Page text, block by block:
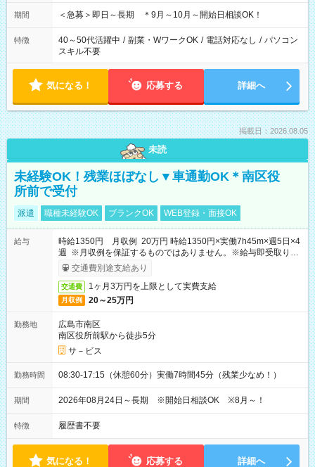
期間 ＜急募＞即日～長期 ＊9月～10月～開始日相談OK！
特徴 40～50代活躍中 / 副業・WワークOK / 電話対応なし / パソコン
スキル不要
気になる！ 応募する 詳細へ
掲載日：2026.08.05
未読
未経験OK！残業ほぼなし▼車通勤OK＊南区役
所前で受付
派遣 職種未経験OK ブランクOK WEB登録・面接OK
給与
時給1350円 月収例 20万円 時給1350円×実働7h45m×週5日×4
週 ※月収例を保証するものではありません。※給与即受取りサ
ービス利用可（利用条件有）
交通費別途支給あり
交通費 1ヶ月3万円を上限として実費支給
月収例 20～25万円
勤務地
広島市南区
南区役所前駅から徒歩5分
サ－ビス
勤務時間 08:30-17:15（休憩60分）実働7時間45分（残業少なめ！）
期間 2026年08月24日～長期 ※開始日相談OK ※8月～！
特徴 履歴書不要
気になる！ 応募する 詳細へ